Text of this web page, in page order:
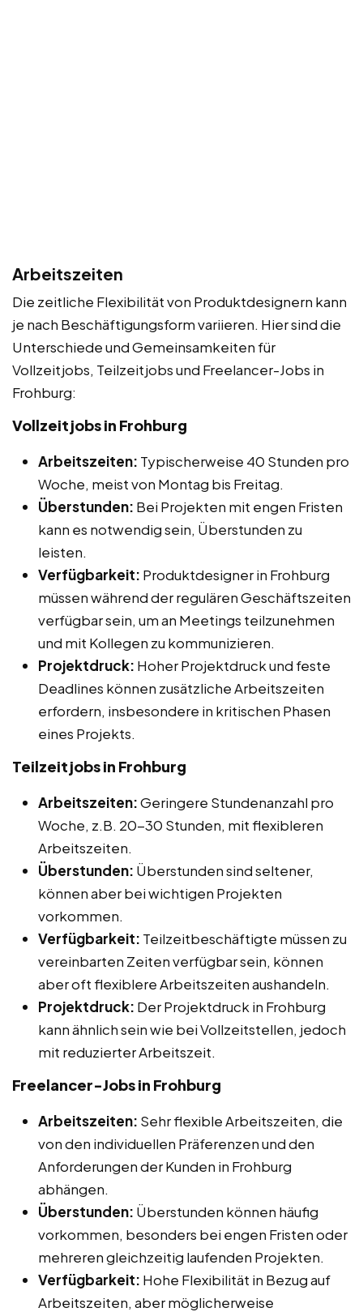
Arbeitszeiten
Die zeitliche Flexibilität von Produktdesignern kann
je nach Beschäftigungsform variieren. Hier sind die
Unterschiede und Gemeinsamkeiten für
Vollzeitjobs, Teilzeitjobs und Freelancer-Jobs in
Frohburg:
Vollzeitjobs in Frohburg
Arbeitszeiten: Typischerweise 40 Stunden pro
Woche, meist von Montag bis Freitag.
Überstunden: Bei Projekten mit engen Fristen
kann es notwendig sein, Überstunden zu
leisten.
Verfügbarkeit: Produktdesigner in Frohburg
müssen während der regulären Geschäftszeiten
verfügbar sein, um an Meetings teilzunehmen
und mit Kollegen zu kommunizieren.
Projektdruck: Hoher Projektdruck und feste
Deadlines können zusätzliche Arbeitszeiten
erfordern, insbesondere in kritischen Phasen
eines Projekts.
Teilzeitjobs in Frohburg
Arbeitszeiten:Geringere Stundenanzahl pro
Woche, z.B. 20-30 Stunden, mit flexibleren
Arbeitszeiten.
Überstunden: Überstunden sind seltener,
können aber bei wichtigen Projekten
vorkommen.
Verfügbarkeit: Teilzeitbeschäftigte müssen zu
vereinbarten Zeiten verfügbar sein, können
aber oft flexiblere Arbeitszeiten aushandeln.
Projektdruck: Der Projektdruck in Frohburg
kann ähnlich sein wie bei Vollzeitstellen, jedoch
mit reduzierter Arbeitszeit.
Freelancer-Jobs in Frohburg
Arbeitszeiten: Sehr flexible Arbeitszeiten, die
von den individuellen Präferenzen und den
Anforderungen der Kunden in Frohburg
abhängen.
Überstunden: Überstunden können häufig
vorkommen, besonders bei engen Fristen oder
mehreren gleichzeitig laufenden Projekten.
Verfügbarkeit: Hohe Flexibilität in Bezug auf
Arbeitszeiten, aber möglicherweise